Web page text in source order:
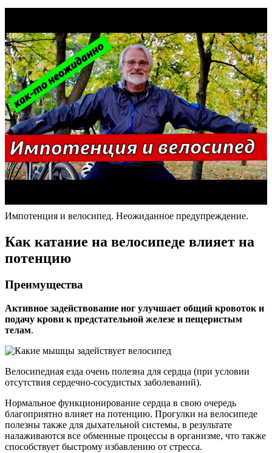
Импотенция и велосипед. Неожиданное предупреждение.
Как катание на велосипеде влияет на
потенцию
Преимущества
Активное задействование ног улучшает общий кровоток и
подачу крови к предстательной железе и пещеристым
телам.
Велосипедная езда очень полезна для сердца (при условии
отсутствия сердечно-сосудистых заболеваний).
Нормальное функционирование сердца в свою очередь
благоприятно влияет на потенцию. Прогулки на велосипеде
полезны также для дыхательной системы, в результате
налаживаются все обменные процессы в организме, что также
способствует быстрому избавлению от стресса.